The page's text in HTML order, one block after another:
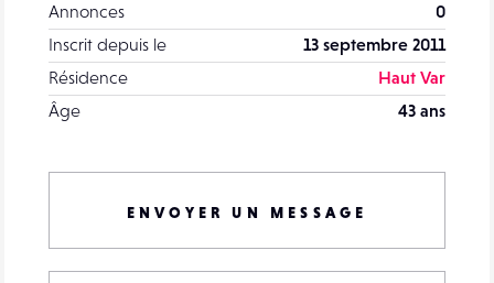
Annonces
0
Inscrit depuis le
13 septembre 2011
Résidence
Haut Var
Âge
43 ans
ENVOYER UN MESSAGE